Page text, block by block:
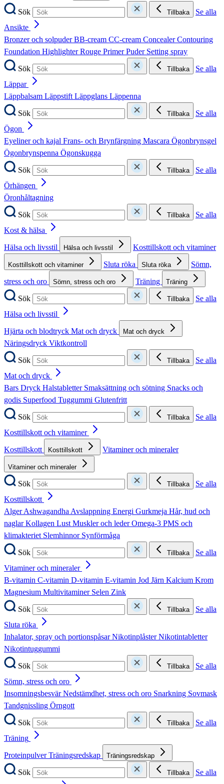
Sök Tillbaka
Se alla
Ansikte
Bronzer och solpuderBB-cream CC-cream ConcealerContouring
Foundation HighlighterRouge PrimerPuder Setting spray
Sök
Tillbaka
Se alla
Läppar
Läppbalsam LäppstiftLäppglans Läppenna
Sök
Tillbaka
Se alla
Ögon
Eyeliner och kajal Frans- och Brynfärgning Mascara Ögonbrynsgel
Ögonbrynspenna Ögonskugga
Sök
Tillbaka
Se alla
Örhängen
Öronhåltagning
Sök
Tillbaka
Se alla
Kost & hälsa
Hälsa och livsstil
Hälsa och livsstil Kosttillskott och vitaminer
Kosttillskott och vitaminer Sluta röka Sluta röka
Sömn,
stress och oro
Sömn, stress och oro Träning Träning
Sök Tillbaka
Se alla
Hälsa och livsstil
Hjärta och blodtryck Mat och dryck Mat och dryck
Näringsdryck Viktkontroll
Sök
Tillbaka
Se alla
Mat och dryck
Bars Dryck Halstabletter Smaksättning och sötning Snacks och
godis Superfood Tuggummi Glutenfritt
Sök
Tillbaka
Se alla
Kosttillskott och vitaminer
Kosttillskott
Kosttillskott Vitaminer och mineraler
Vitaminer och mineraler
Sök Tillbaka
Se alla
Kosttillskott
AlgerAshwagandhaAvslappning Energi Gurkmeja Hår, hud och
naglarKollagen LustMuskler och lederOmega-3 PMS och
klimakteriet Slemhinnor Synförmåga
Sök
Tillbaka
Se alla
Vitaminer och mineraler
B-vitamin C-vitamin D-vitamin E-vitamin Jod Järn Kalcium Krom
Magnesium Multivitaminer Selen Zink
Sök
Tillbaka
Se alla
Sluta röka
Inhalator, spray och portionspåsarNikotinplåsterNikotintabletter
Nikotintuggummi
Sök
Tillbaka
Se alla
Sömn, stress och oro
InsomningsbesvärNedstämdhet, stress och oro Snarkning Sovmask
Tandgnissling Örngott
Sök
Tillbaka
Se alla
Träning
ProteinpulverTräningsredskap Träningsredskap
Sök Tillbaka
Se alla